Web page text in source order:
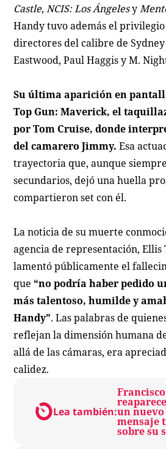
Castle,NCIS: Los Ángelesy
Handy tuvo además el
directores del calibre de
Eastwood, Paul Haggis y M.
Su última aparición en
Top Gun: Maverick, el
por Tom Cruise, donde
del camarero Jimmy. Esa
trayectoria que, aunque
secundarios, dejó una huella
compartieron set con él.
La noticia de su muerte
agencia de representación, Ellis
lamentó públicamente el
que “no podría haber pedido
más talentoso, humilde y
Handy”. Las palabras de
reflejan la dimensión humana
allá de las cámaras, era
calidez.
Lea también:un
mensaje
sobre su